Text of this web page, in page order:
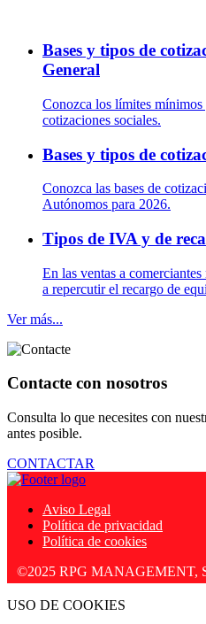
Bases y tipos de
General
Conozca los límites
cotizaciones sociales.
Bases y tipos de
Conozca las bases de
Autónomos para 2026.
Tipos de IVA y de
En las ventas a
a repercutir el recargo de
Ver más...
Contacte con nosotros
Consulta lo que necesites con
antes posible.
CONTACTAR
Aviso Legal
Política de privacidad
Política de cookies
RPG MANAGEMENT, S.L.
USO DE COOKIES